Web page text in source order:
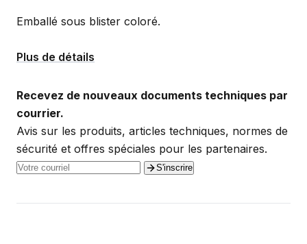
Emballé sous blister coloré.
Plus de détails
Recevez de nouveaux documents techniques par
courrier.
Avis sur les produits, articles techniques, normes de
sécurité et offres spéciales pour les partenaires.
S'inscrire